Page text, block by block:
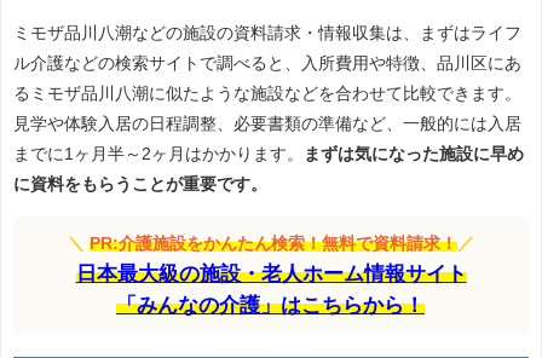
ミモザ品川八潮などの施設の資料請求・情報収集は、まずはライフ
ル介護などの検索サイトで調べると、入所費用や特徴、品川区にあ
るミモザ品川八潮に似たような施設などを合わせて比較できます。
見学や体験入居の日程調整、必要書類の準備など、一般的には入居
までに1ヶ月半～2ヶ月はかかります。
まずは気になった施設に早め
に資料をもらうことが重要です。
＼ PR:介護施設をかんたん検索！無料で資料請求！ ／
日本最大級の施設・老人ホーム情報サイト
「みんなの介護」はこちらから！